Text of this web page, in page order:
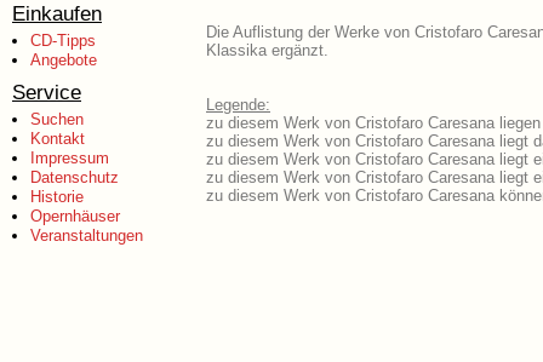
Einkaufen
CD-Tipps
Angebote
Service
Suchen
Kontakt
Impressum
Datenschutz
Historie
Opernhäuser
Veranstaltungen
Die Auflistung der Werke von Cristofaro
Klassika ergänzt.
Legende:
zu diesem Werk von Cristofaro Caresana
zu diesem Werk von Cristofaro Caresana liegt
zu diesem Werk von Cristofaro Caresana liegt
zu diesem Werk von Cristofaro Caresana liegt
zu diesem Werk von Cristofaro Caresana